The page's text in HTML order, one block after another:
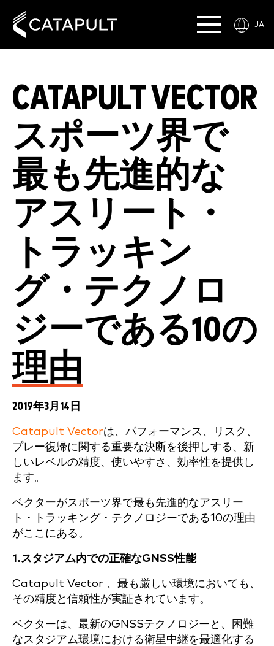
JA
CATAPULT VECTOR
スポーツ界で
最も先進的な
アスリート・
トラッキン
グ・テクノロ
ジーである10の
理由
2019年3月14日
Catapult Vectorは、パフォーマンス、リスク、
プレー復帰に関する重要な決断を後押しする、新
しいレベルの精度、使いやすさ、効率性を提供し
ます。
ベクターがスポーツ界で最も先進的なアスリー
ト・トラッキング・テクノロジーである10の理由
がここにある。
1.スタジアム内での正確なGNSS性能
Catapult Vector 、最も厳しい環境においても、
その精度と信頼性が実証されています。
ベクターは、最新のGNSSテクノロジーと、困難
なスタジアム環境における衛星中継を最適化する